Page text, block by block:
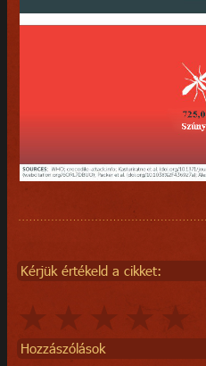
Kérjük értékeld a cikket:
Hozzászólások